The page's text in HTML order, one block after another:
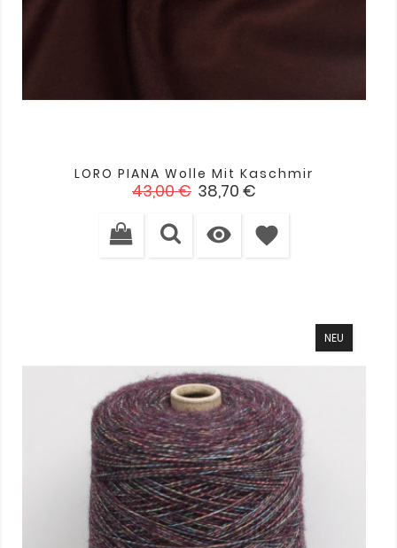
LORO PIANA Wolle Mit Kaschmir
Verkaufspreis
43,00 € Preis
38,70 €
 favorite
NEU